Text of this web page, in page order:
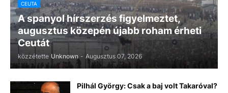
CEUTA
A spanyol hírszerzés figyelmeztet,
augusztus közepén újabb roham érheti
Ceutát
közzétette Unknown - Augusztus 07, 2026
Pilhál György: Csak a baj volt Takaróval?